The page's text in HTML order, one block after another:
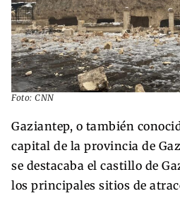
Foto: CNN
Gaziantep, o también
capital de la provincia de
se destacaba el castillo de
los principales sitios de